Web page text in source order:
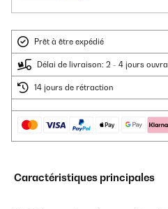
Prêt à être expédié
Délai de livraison: 2 - 4 jours
14 jours de rétraction
Caractéristiques principales